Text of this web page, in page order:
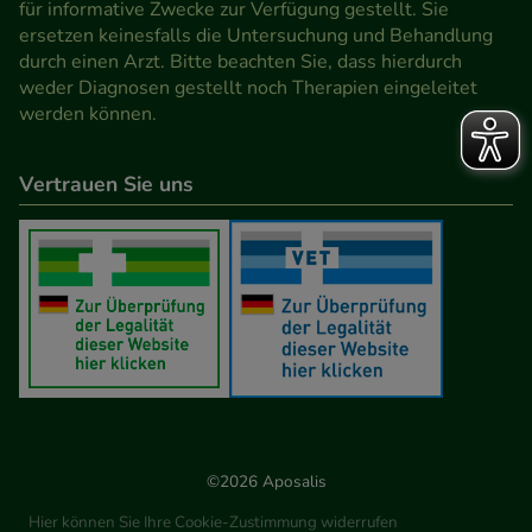
Werbung auf Drittseiten möglichst relevant für Sie
zu gestalten. Bitte beachten Sie, dass Daten hierfür
teilweise an Dritte wie z.B. Google oder soziale
Medien übertragen werden.
für informative Zwecke zur Verfügung gestellt. Sie
ersetzen keinesfalls die Untersuchung und Behandlung
durch einen Arzt. Bitte beachten Sie, dass hierdurch
weder Diagnosen gestellt noch Therapien eingeleitet
werden können.
Vertrauen Sie uns
©2026 Aposalis
Hier können Sie Ihre Cookie-Zustimmung widerrufen